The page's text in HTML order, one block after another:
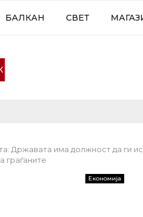
БАЛКАН СВЕТ
Државата има должност да ги
граѓаните
Економија